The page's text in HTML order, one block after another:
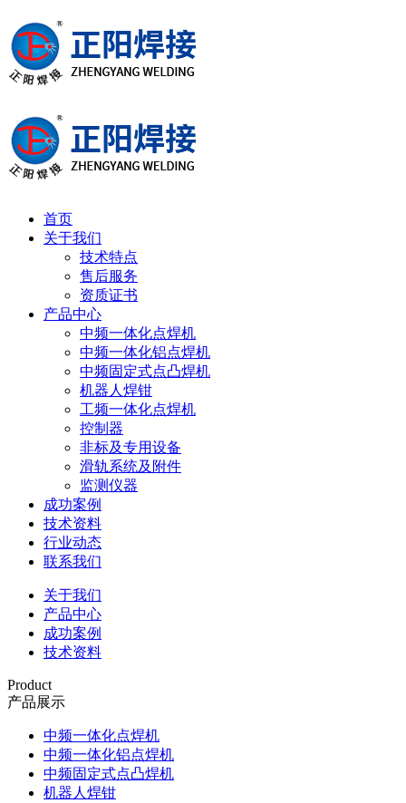
首页
关于我们
技术特点
售后服务
资质证书
产品中心
中频一体化点焊机
中频一体化铝点焊机
中频固定式点凸焊机
机器人焊钳
工频一体化点焊机
控制器
非标及专用设备
滑轨系统及附件
监测仪器
成功案例
技术资料
行业动态
联系我们
关于我们
产品中心
成功案例
技术资料
Product
产品展示
中频一体化点焊机
中频一体化铝点焊机
中频固定式点凸焊机
机器人焊钳